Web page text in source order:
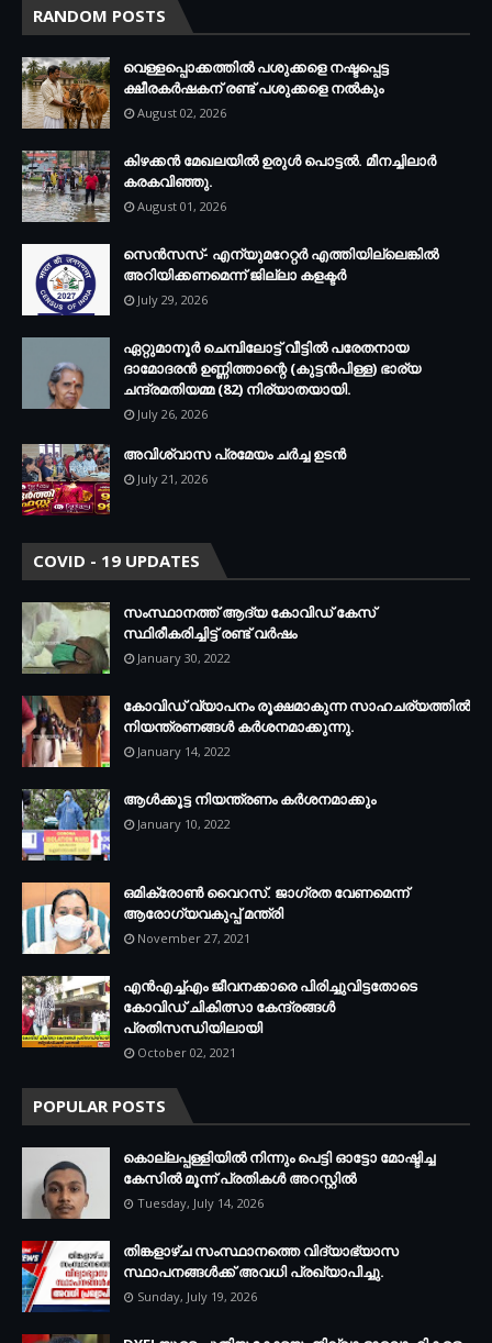
RANDOM POSTS
വെള്ളപ്പൊക്കത്തില്‍ പശുക്കളെ നഷ്ടപ്പെട്ട
ക്ഷീരകര്‍ഷകന് രണ്ട് പശുക്കളെ നല്‍കും
August 02, 2026
കിഴക്കന്‍ മേഖലയില്‍ ഉരുള്‍ പൊട്ടല്‍. മീനച്ചിലാര്‍
കരകവിഞ്ഞു.
August 01, 2026
സെന്‍സസ്- എന്യുമറേറ്റര്‍ എത്തിയില്ലെങ്കില്‍
അറിയിക്കണമെന്ന് ജില്ലാ കളക്ടര്‍
July 29, 2026
ഏറ്റുമാനൂര്‍ ചെമ്പിലോട്ട് വീട്ടില്‍ പരേതനായ
ദാമോദരന്‍ ഉണ്ണിത്താന്റെ (കുട്ടന്‍പിള്ള) ഭാര്യ
ചന്ദ്രമതിയമ്മ (82) നിര്യാതയായി.
July 26, 2026
അവിശ്വാസ പ്രമേയം ചര്‍ച്ച ഉടന്‍
July 21, 2026
COVID - 19 UPDATES
സംസ്ഥാനത്ത് ആദ്യ കോവിഡ് കേസ്
സ്ഥിരീകരിച്ചിട്ട് രണ്ട് വര്‍ഷം
January 30, 2022
കോവിഡ് വ്യാപനം രൂക്ഷമാകുന്ന സാഹചര്യത്തില്‍
നിയന്ത്രണങ്ങള്‍ കര്‍ശനമാക്കുന്നു.
January 14, 2022
ആള്‍ക്കൂട്ട നിയന്ത്രണം കര്‍ശനമാക്കും
January 10, 2022
ഒമിക്രോണ്‍ വൈറസ്. ജാഗ്രത വേണമെന്ന്
ആരോഗ്യവകുപ്പ് മന്ത്രി
November 27, 2021
എന്‍എച്ച്എം ജീവനക്കാരെ പിരിച്ചുവിട്ടതോടെ
കോവിഡ് ചികിത്സാ കേന്ദ്രങ്ങള്‍
പ്രതിസന്ധിയിലായി
October 02, 2021
POPULAR POSTS
കൊല്ലപ്പള്ളിയില്‍ നിന്നും പെട്ടി ഓട്ടോ മോഷ്ടിച്ച
കേസില്‍ മൂന്ന് പ്രതികള്‍ അറസ്റ്റില്‍
Tuesday, July 14, 2026
തിങ്കളാഴ്ച സംസ്ഥാനത്തെ വിദ്യാഭ്യാസ
സ്ഥാപനങ്ങള്‍ക്ക് അവധി പ്രഖ്യാപിച്ചു.
Sunday, July 19, 2026